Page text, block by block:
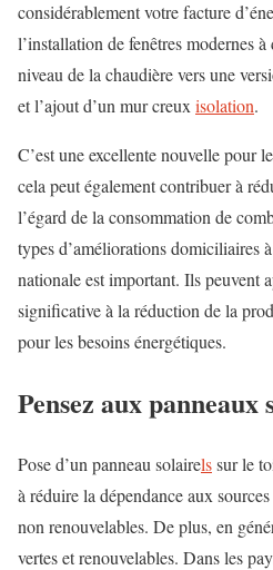
considérablement votre facture
l’installation de fenêtres modernes
niveau de la chaudière vers une
et l’ajout d’un mur creux isolation.
C’est une excellente nouvelle pour
cela peut également contribuer à
l’égard de la consommation de
types d’améliorations domiciliaires
nationale est important. Ils peuvent
significative à la réduction de la
pour les besoins énergétiques.
Pensez aux panneaux
Pose d’un panneau solairelssur le
à réduire la dépendance aux
non renouvelables. De plus, en
vertes et renouvelables. Dans les